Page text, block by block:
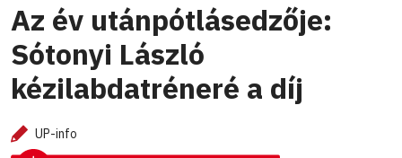
Az év utánpótlásedzője:
Sótonyi László
kézilabdatréneré a díj
UP-info